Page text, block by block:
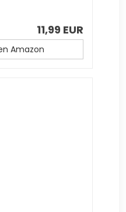
11,99 EUR
Amazon